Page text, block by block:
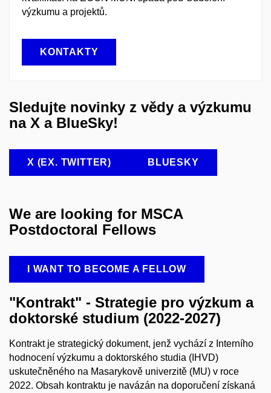
výzkumu a projektů.
KONTAKTY
Sledujte novinky z vědy a výzkumu
na X a BlueSky!
X (EX. TWITTER) BLUESKY
We are looking for MSCA
Postdoctoral Fellows
I WANT TO BECOME A FELLOW
"Kontrakt" - Strategie pro výzkum a
doktorské studium (2022-2027)
Kontrakt je strategický dokument, jenž vychází z Interního
hodnocení výzkumu a doktorského studia (IHVD)
uskutečněného na Masarykově univerzitě (MU) v roce
2022. Obsah kontraktu je navázán na doporučení získaná